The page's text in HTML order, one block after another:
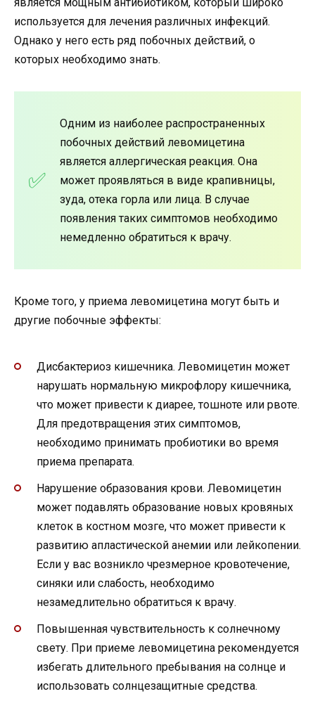
является мощным антибиотиком, который широко
используется для лечения различных инфекций.
Однако у него есть ряд побочных действий, о
которых необходимо знать.
Одним из наиболее распространенных
побочных действий левомицетина
является аллергическая реакция. Она
может проявляться в виде крапивницы,
зуда, отека горла или лица. В случае
появления таких симптомов необходимо
немедленно обратиться к врачу.
Кроме того, у приема левомицетина могут быть и
другие побочные эффекты:
Дисбактериоз кишечника. Левомицетин может
нарушать нормальную микрофлору кишечника,
что может привести к диарее, тошноте или рвоте.
Для предотвращения этих симптомов,
необходимо принимать пробиотики во время
приема препарата.
Нарушение образования крови. Левомицетин
может подавлять образование новых кровяных
клеток в костном мозге, что может привести к
развитию апластической анемии или лейкопении.
Если у вас возникло чрезмерное кровотечение,
синяки или слабость, необходимо
незамедлительно обратиться к врачу.
Повышенная чувствительность к солнечному
свету. При приеме левомицетина рекомендуется
избегать длительного пребывания на солнце и
использовать солнцезащитные средства.